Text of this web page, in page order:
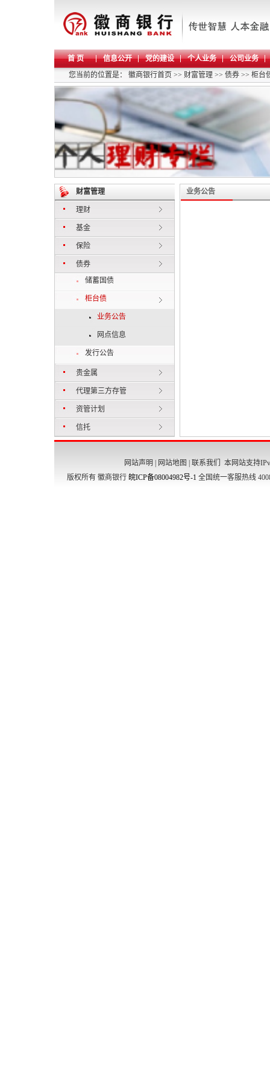
首 页 信息公开 党的建设 个人业务
公司业务
您当前的位置是： 徽商银行首页 >> 财富管理 >> 债券 >> 柜台
财富管理
理财
基金
保险
债券
储蓄国债
柜台债
业务公告
网点信息
发行公告
贵金属
代理第三方存管
资管计划
信托
业务公告
网站声明 网站地图 联系我们
本网站支持
版权所有 徽商银行 皖ICP备08004982号-1 全国统一客服热线